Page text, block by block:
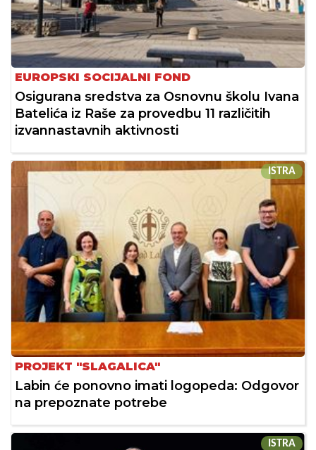
EUROPSKI SOCIJALNI FOND
Osigurana sredstva za Osnovnu školu Ivana
Batelića iz Raše za provedbu 11 različitih
izvannastavnih aktivnosti
ISTRA
PROJEKT "SLAGALICA"
Labin će ponovno imati logopeda: Odgovor
na prepoznate potrebe
ISTRA